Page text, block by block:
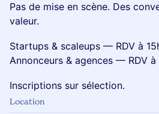
Pas de mise en scène. Des
valeur.
Startups & scaleups — RDV à
Annonceurs & agences — RDV à
Inscriptions sur sélection.
Location